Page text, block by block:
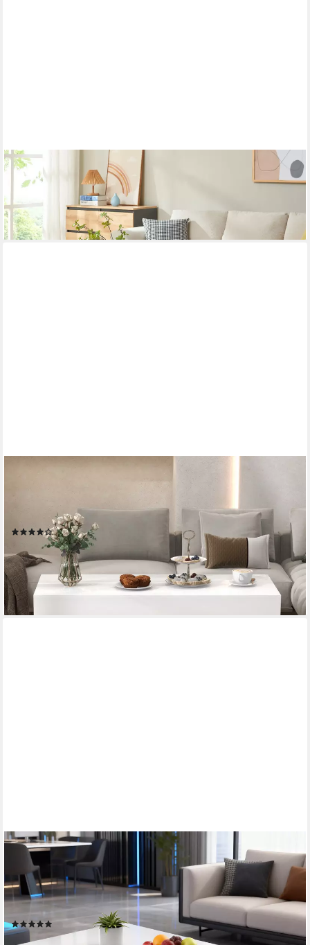
EN.CASA
Couchtisch, »Bordkak« mit Schublade 100 x 48 x 45 cm
Eicheoptik / Weiß
58,99 €
lieferbar - in 4-5 Werktagen bei dir
Schuhbladen (Wohnzimmertisch in 100 x50x45cm), Sofatisch
für Wohnzimmer, Schlafzimmer, Büro, Weiß
(13)
134,99 € 219,99 €
-39%
lieferbar - in 4-5 Werktagen bei dir
OYAJIA
Couchtisch Wohnzimmertisch Hochglanz mit LED Beleuchtung &
Fernsteuerung (Bluetooth-Fernbedienung.App-Steuerung,
offenen Fächern,stabil, pflegeleicht, Hochglanz-Design), 90 x 55
x 40cm Beistelltisch,mit 4 Schubladen,Farbwechsel-LEDs
(5)
139,99 € UVP 269,99 €